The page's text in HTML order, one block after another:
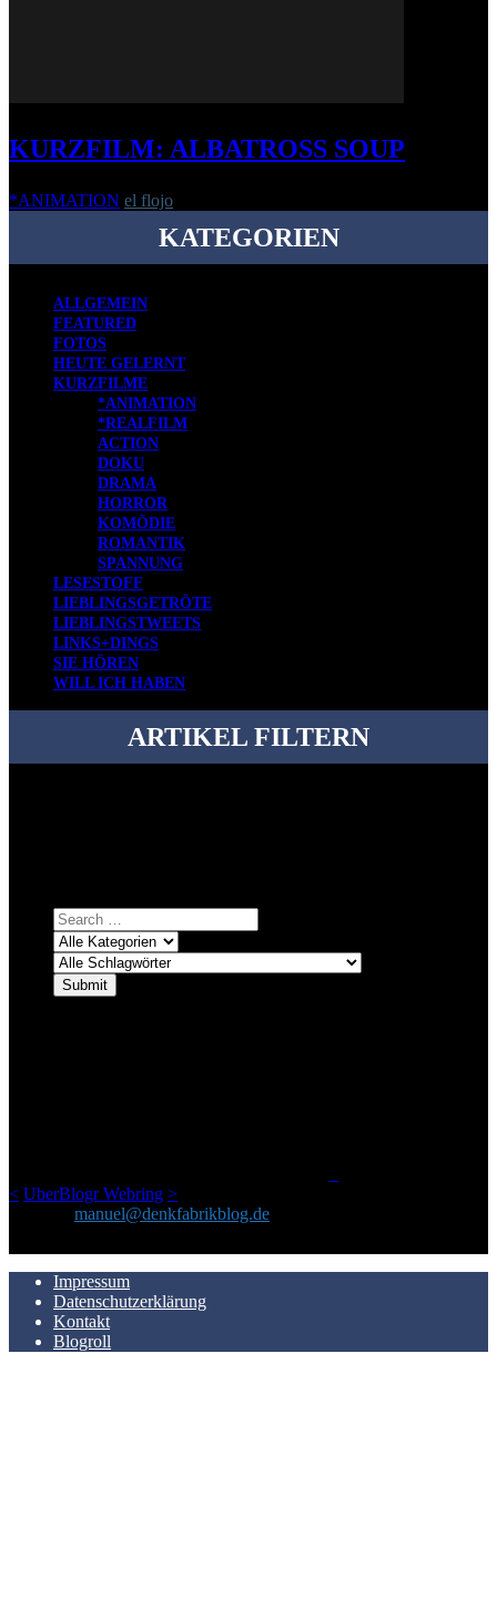
KURZFILM: ALBATROSS SOUP
*ANIMATION el flojo
KATEGORIEN
ALLGEMEIN
FEATURED
FOTOS
HEUTE GELERNT
KURZFILME
*ANIMATION
*REALFILM
ACTION
DOKU
DRAMA
HORROR
KOMÖDIE
ROMANTIK
SPANNUNG
LESESTOFF
LIEBLINGSGETRÖTE
LIEBLINGSTWEETS
LINKS+DINGS
SIE HÖREN
WILL ICH HABEN
ARTIKEL FILTERN
< UberBlogr Webring >
manuel@denkfabrikblog.de
Impressum
Datenschutzerklärung
Kontakt
Blogroll